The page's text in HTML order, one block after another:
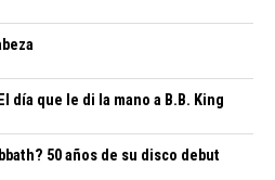
día que le di la mano a B.B. King
50 años de su disco debut